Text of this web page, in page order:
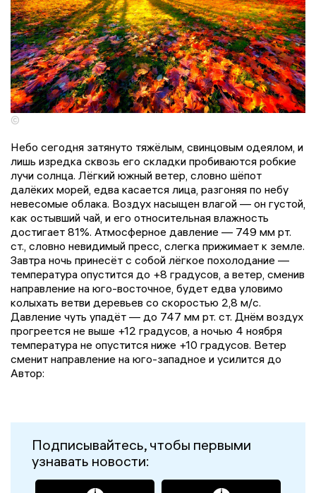
©
Небо сегодня затянуто тяжёлым, свинцовым одеялом, и
лишь изредка сквозь его складки пробиваются робкие
лучи солнца. Лёгкий южный ветер, словно шёпот
далёких морей, едва касается лица, разгоняя по небу
невесомые облака. Воздух насыщен влагой — он густой,
как остывший чай, и его относительная влажность
достигает 81%. Атмосферное давление — 749 мм рт.
ст., словно невидимый пресс, слегка прижимает к земле.
Завтра ночь принесёт с собой лёгкое похолодание —
температура опустится до +8 градусов, а ветер, сменив
направление на юго-восточное, будет едва уловимо
колыхать ветви деревьев со скоростью 2,8 м/с.
Давление чуть упадёт — до 747 мм рт. ст. Днём воздух
прогреется не выше +12 градусов, а ночью 4 ноября
температура не опустится ниже +10 градусов. Ветер
сменит направление на юго-западное и усилится до
Автор:
Подписывайтесь, чтобы первыми
узнавать новости: